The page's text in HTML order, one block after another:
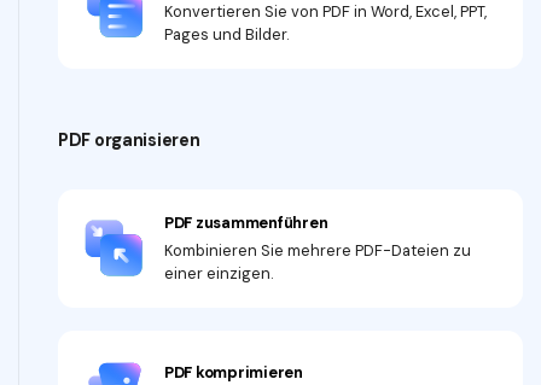
Konvertieren Sie von PDF in Word, Excel, PPT,
Pages und Bilder.
PDF organisieren
PDF zusammenführen
Kombinieren Sie mehrere PDF-Dateien zu
einer einzigen.
PDF komprimieren